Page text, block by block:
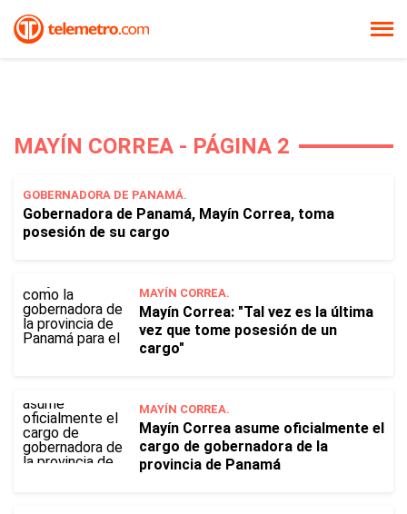
MAYÍN CORREA - PÁGINA 2
GOBERNADORA DE PANAMÁ.
Gobernadora de Panamá, Mayín Correa, toma
posesión de su cargo
MAYÍN CORREA.
Mayín Correa: "Tal vez es la última
vez que tome posesión de un
cargo"
MAYÍN CORREA.
Mayín Correa asume oficialmente el
cargo de gobernadora de la
provincia de Panamá